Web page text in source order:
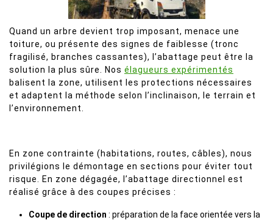
Quand un arbre devient trop imposant, menace une
toiture, ou présente des signes de faiblesse (tronc
fragilisé, branches cassantes), l’abattage peut être la
solution la plus sûre. Nos élagueurs expérimentés
balisent la zone, utilisent les protections nécessaires
et adaptent la méthode selon l’inclinaison, le terrain et
l’environnement.
En zone contrainte (habitations, routes, câbles), nous
privilégions le démontage en sections pour éviter tout
risque. En zone dégagée, l’abattage directionnel est
réalisé grâce à des coupes précises :
Coupe de direction : préparation de la face orientée vers la